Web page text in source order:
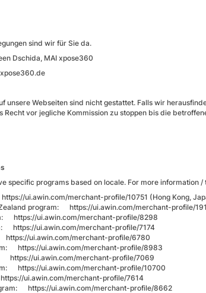
sind wir für Sie da.
Dschida, MAI xpose360
unsere Webseiten sind nicht gestattet. Falls wir
Recht vor jegliche Kommission zu stoppen bis die
specific programs based on locale. For more information
https://ui.awin.com/merchant-profile/10751 (Hong Kong,
program: https://ui.awin.com/merchant-profile/
https://ui.awin.com/merchant-profile/8298
https://ui.awin.com/merchant-profile/7174
https://ui.awin.com/merchant-profile/6780
https://ui.awin.com/merchant-profile/8983
https://ui.awin.com/merchant-profile/7069
https://ui.awin.com/merchant-profile/10700
https://ui.awin.com/merchant-profile/7614
https://ui.awin.com/merchant-profile/8662